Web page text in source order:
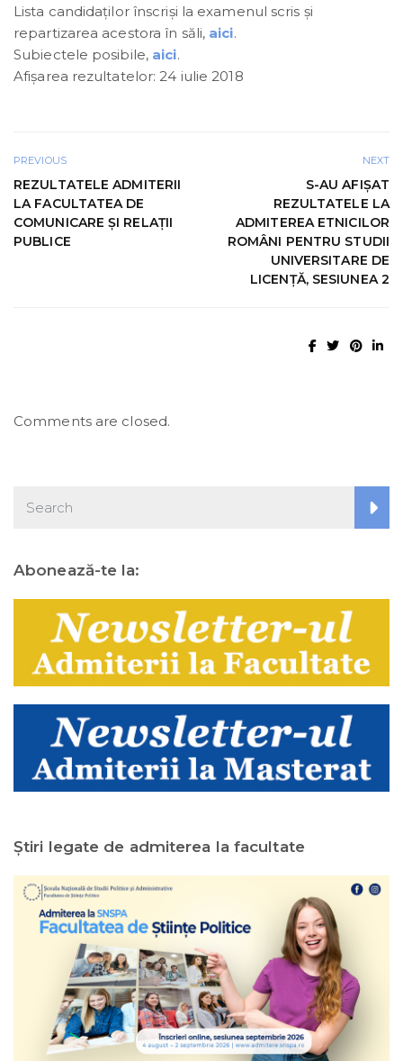
Lista candidaților înscrişi la examenul scris şi
repartizarea acestora în săli, aici.
Subiectele posibile, aici.
Afişarea rezultatelor: 24 iulie 2018
PREVIOUS
REZULTATELE ADMITERII
LA FACULTATEA DE
COMUNICARE ŞI RELAŢII
PUBLICE
NEXT
S-AU AFIŞAT
REZULTATELE LA
ADMITEREA ETNICILOR
ROMÂNI PENTRU STUDII
UNIVERSITARE DE
LICENŢĂ, SESIUNEA 2
Comments are closed.
Abonează-te la:
Ştiri legate de admiterea la facultate